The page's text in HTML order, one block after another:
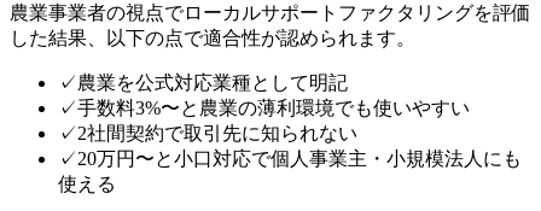
農業事業者の視点でローカルサポートファクタリングを評価
した結果、以下の点で適合性が認められます。
✓農業を公式対応業種として明記
✓手数料3%〜と農業の薄利環境でも使いやすい
✓2社間契約で取引先に知られない
✓20万円〜と小口対応で個人事業主・小規模法人にも
使える